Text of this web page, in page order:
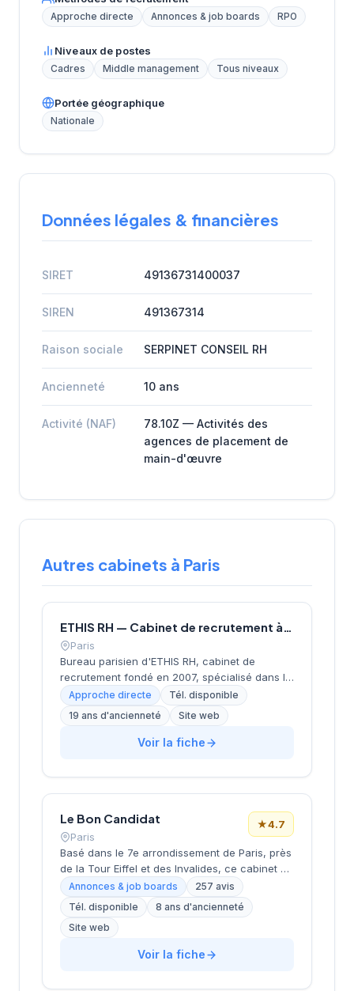
Approche directe Annonces & job boards RPO
Niveaux de postes
Cadres Middle management Tous niveaux
Portée géographique
Nationale
Données légales & financières
SIRET 49136731400037
SIREN 491367314
Raison sociale SERPINET CONSEIL RH
Ancienneté 10 ans
Activité (NAF)
78.10Z — Activités des
agences de placement de
main-d'œuvre
Autres cabinets à Paris
ETHIS RH — Cabinet de recrutement à Paris
Paris
Bureau parisien d'ETHIS RH, cabinet de
recrutement fondé en 2007, spécialisé dans le
conseil en ressources humaines, le
recrutement de cadres et dirigeants, le
coaching et l'outplacement. Situé au 16 rue de
Monceau dans le 8e arrondissement de Paris,
Approche directe
Tél. disponible
19 ans d'ancienneté
Site web
Voir la fiche
Le Bon Candidat
Paris
★4.7
Basé dans le 7e arrondissement de Paris, près
de la Tour Eiffel et des Invalides, ce cabinet de
recrutement bénéficie d'une localisation
prestigieuse au cœur de la capitale. Installé
rue de Bellechasse, il accompagne les
entreprises dans leurs recrutements avec une
approche personnalisée. La structure affiche
une excellente réputation auprès de sa
Annonces & job boards
257 avis
Tél. disponible
8 ans d'ancienneté
Site web
Voir la fiche